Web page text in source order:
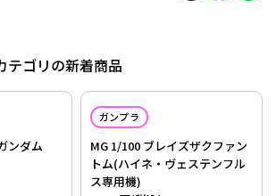
テゴリの新着商品
ンダム
ガンプラ
MG 1/100 ブレイズザクファン
トム(ハイネ・ヴェステンフル
ス専用機)